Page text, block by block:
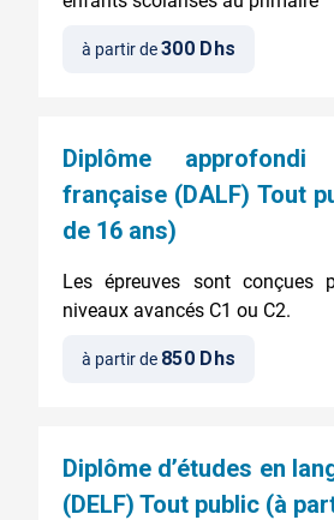
à partir de300 Dhs
Diplôme
française (DALF) Tout
de 16 ans)
Les épreuves sont conçues
niveaux avancés C1 ou C2.
à partir de 850 Dhs
Diplôme d’études en
(DELF) Tout public (à